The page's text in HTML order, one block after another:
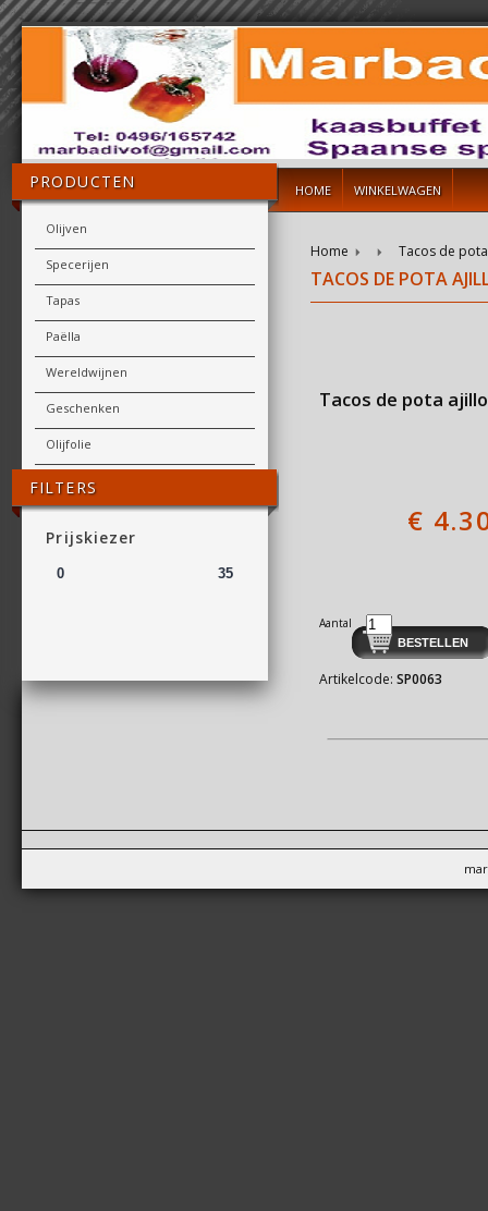
HOME WINKELWAGEN
PRODUCTEN
Olijven
Specerijen
Tapas
Paëlla
Wereldwijnen
Geschenken
Olijfolie
FILTERS
Prijskiezer
Home Tacos de
TACOS DE POTA
Tacos de pota
€
Aantal
Artikelcode:SP0063